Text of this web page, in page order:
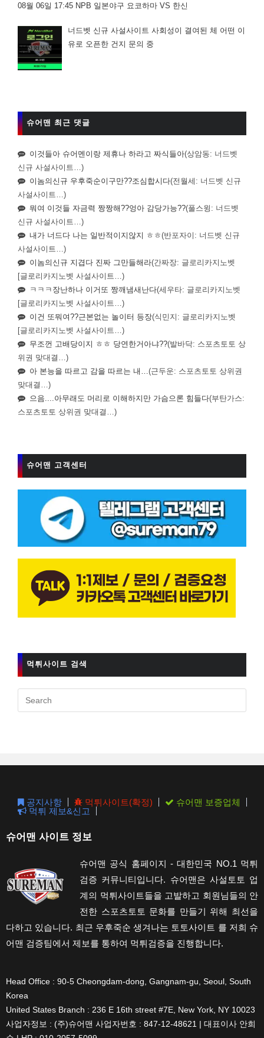
08월 06일 17:45 NPB 일본야구 요코하마 VS 한신
너드벳 신규 사설사이트 사회성이 결여된 체 어떤 이
유로 오픈한 건지 문의 중
슈어맨 최근 댓글
이것들아 슈어멘이랑 제휴나 하라고 짜식들아(상암동: 너드벳
신규 사설사이트…)
이놈의신규 우후죽순이구만??조심합시다(전월세: 너드벳 신규
사설사이트…)
뭐여 이것들 자금력 짱짱해??엉아 감당가능??(풀스윙: 너드벳
신규 사설사이트…)
내가 너드다 나는 일반적이지않지 ㅎㅎ(반포자이: 너드벳 신규
사설사이트…)
이놈의신규 지겹다 진짜 그만들해라(간짜장: 글로리카지노벳
[글로리카지노벳 사설사이트…)
ㅋㅋㅋ장난하나 이거또 짱깨냄새난다(세우타: 글로리카지노벳
[글로리카지노벳 사설사이트…)
이건 또뭐여??근본없는 놀이터 등장(식민지: 글로리카지노벳
[글로리카지노벳 사설사이트…)
무조껀 고배당이지 ㅎㅎ 당연한거아냐??(발바닥: 스포츠토토 상
위권 맞대결…)
아 본능을 따르고 감을 따르는 내…(근두운: 스포츠토토 상위권
맞대결…)
으음....아무래도 머리로 이해하지만 가슴으론 힘들다(부탄가스:
스포츠토토 상위권 맞대결…)
슈어맨 고객센터
먹튀사이트 검색
공지사항 먹튀사이트(확정)
슈어맨 보증업체
먹튀 제보&신고
슈어맨 사이트 정보
슈어맨 공식 홈페이지 - 대한민국 NO.1 먹튀
검증 커뮤니티입니다. 슈어맨은 사설토토 업
계의 먹튀사이트들을 고발하고 회원님들의 안
전한 스포츠토토 문화를 만들기 위해 최선을
다하고 있습니다. 최근 우후죽순 생겨나는 토토사이트 를 저희 슈
어맨 검증팀에서 제보를 통하여 먹튀검증을 진행합니다.
Head Office : 90-5 Cheongdam-dong, Gangnam-gu, Seoul, South
Korea
United States Branch : 236 E 16th street #7E, New York, NY 10023
사업자정보 : (주)슈어맨 사업자번호 : 847-12-48621 | 대표이사 안희